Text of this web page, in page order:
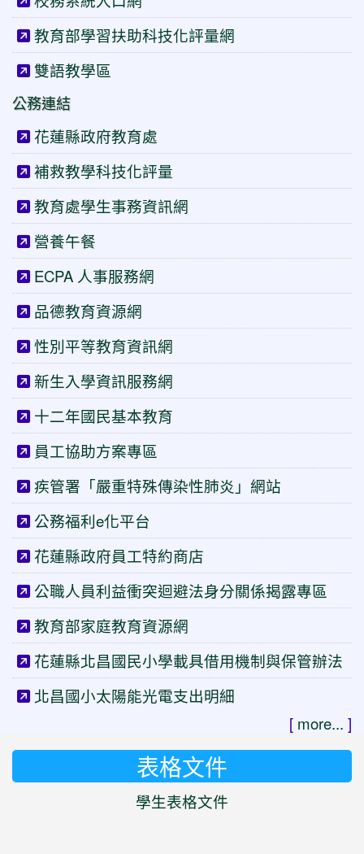
教育部學習扶助科技化評量網
雙語教學區
公務連結
花蓮縣政府教育處
補救教學科技化評量
教育處學生事務資訊網
營養午餐
ECPA 人事服務網
品德教育資源網
性別平等教育資訊網
新生入學資訊服務網
十二年國民基本教育
員工協助方案專區
疾管署「嚴重特殊傳染性肺炎」網站
公務福利e化平台
花蓮縣政府員工特約商店
公職人員利益衝突迴避法身分關係揭露專區
教育部家庭教育資源網
花蓮縣北昌國民小學載具借用機制與保管辦法
北昌國小太陽能光電支出明細
[ more... ]
表格文件
學生表格文件